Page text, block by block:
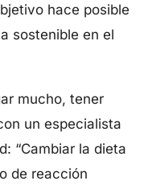
hace posible
sostenible en el
mucho, tener
un especialista
“Cambiar la dieta
de reacción